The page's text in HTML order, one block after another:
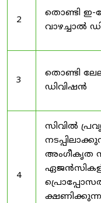
2
തൊണ്ടി ഇ-
വാഴച്ചാൽ
3
തൊണ്ടി
ഡിവിഷൻ
4
സിവിൽ
അംഗീകൃത